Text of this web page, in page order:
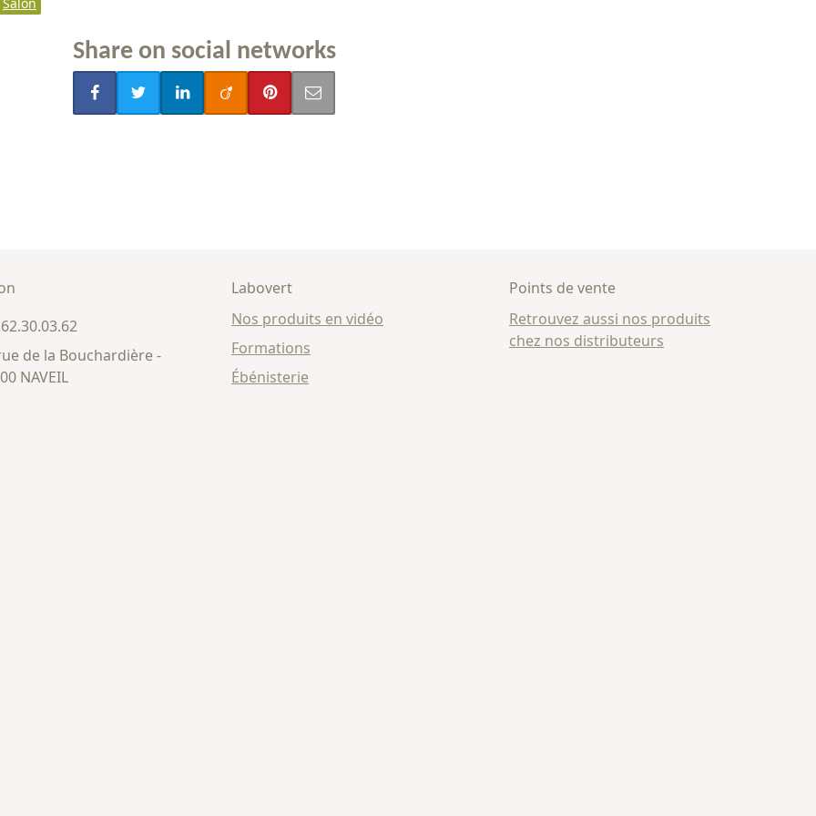
Share on social networks
de la Bouchardière -
NAVEIL
Labovert
Nos produits en vidéo
Formations
Ébénisterie
Points de vente
Retrouvez aussi nos produits
chez nos distributeurs